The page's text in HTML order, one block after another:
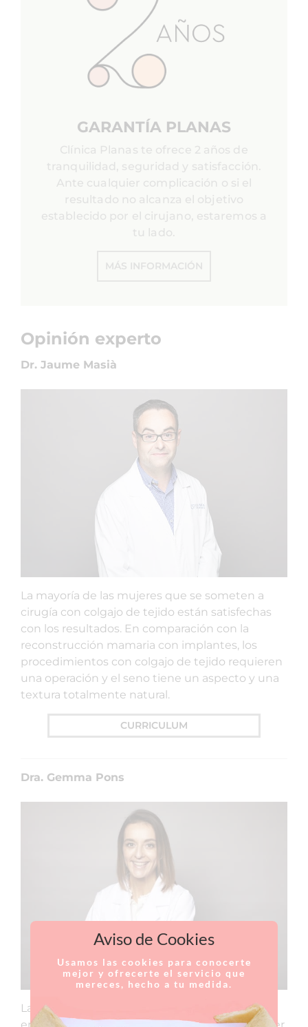
GARANTÍA PLANAS
Clínica Planas te ofrece 2 años de
tranquilidad, seguridad y satisfacción.
Ante cualquier complicación o si el
resultado no alcanza el objetivo
establecido por el cirujano, estaremos a
tu lado.
MÁS INFORMACIÓN
Opinión experto
Dr. Jaume Masià
La mayoría de las mujeres que se someten a
cirugía con colgajo de tejido están satisfechas
con los resultados. En comparación con la
reconstrucción mamaria con implantes, los
procedimientos con colgajo de tejido requieren
una operación y el seno tiene un aspecto y una
textura totalmente natural.
CURRICULUM
Dra. Gemma Pons
La reconstrucció mamària millora l’estat
emocional de la dona que ha superat un càncer
Aviso de Cookies
Usamos las cookies para conocerte
mejor y ofrecerte el servicio que
mereces, hecho a tu medida.